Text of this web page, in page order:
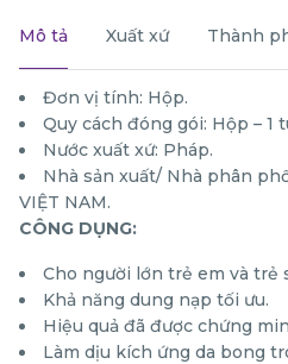
Mô tả Xuất xứ Thành
Đơn vị tính: Hộp.
Quy cách đóng gói: Hộp – 1
Nước xuất xứ: Pháp.
Nhà sản xuất/ Nhà phân
VIỆT NAM.
CÔNG DỤNG:
Cho người lớn trẻ em và trẻ
Khả năng dung nạp tối ưu.
Hiệu quả đã được chứng
Làm dịu kích ứng da bong